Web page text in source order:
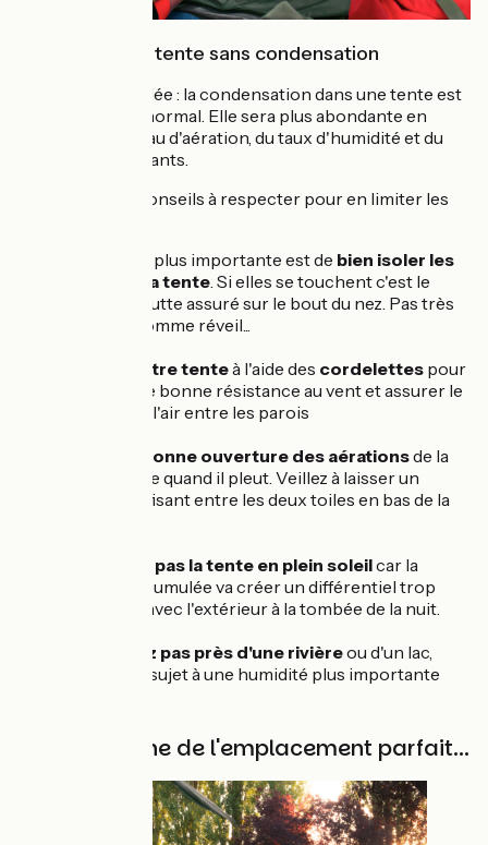
Le mythe de la tente sans condensation
Disons-le d'emblée : la condensation dans une tente est
un phénomène normal. Elle sera plus abondante en
fonction du niveau d'aération, du taux d'humidité et du
nombre d'occupants.
Voici quelques conseils à respecter pour en limiter les
La chose la plus importante est de bien isoler les
parois de la tente. Si elles se touchent c'est le
goutte à goutte assuré sur le bout du nez. Pas très
agréable comme réveil...
Tendez votre tenteà l'aide des cordelettes pour
assurer une bonne résistance au vent et assurer le
passage de l'air entre les parois
bonne ouverture des aérationsde la
tente, même quand il pleut. Veillez à laisser un
espace suffisant entre les deux toiles en bas de la
plantez pas la tente en plein soleilcar la
chaleur accumulée va créer un différentiel trop
important avec l'extérieur à la tombée de la nuit.
Ne dormez pas près d'une rivièreou d'un lac,
vous serez sujet à une humidité plus importante
À la recherche de l'emplacement parfait...